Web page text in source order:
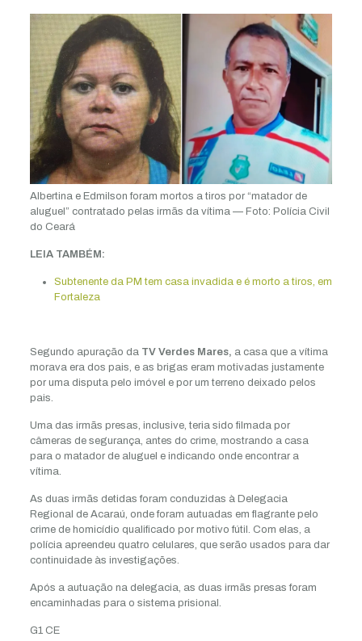
Albertina e Edmilson foram mortos a tiros por “matador de
aluguel” contratado pelas irmãs da vítima — Foto: Polícia Civil
do Ceará
LEIA TAMBÉM:
Subtenente da PM tem casa invadida e é morto a tiros, em
Fortaleza
Segundo apuração da TV Verdes Mares, a casa que a vítima
morava era dos pais, e as brigas eram motivadas justamente
por uma disputa pelo imóvel e por um terreno deixado pelos
pais.
Uma das irmãs presas, inclusive, teria sido filmada por
câmeras de segurança, antes do crime, mostrando a casa
para o matador de aluguel e indicando onde encontrar a
vítima.
As duas irmãs detidas foram conduzidas à Delegacia
Regional de Acaraú, onde foram autuadas em flagrante pelo
crime de homicídio qualificado por motivo fútil. Com elas, a
polícia apreendeu quatro celulares, que serão usados para dar
continuidade às investigações.
Após a autuação na delegacia, as duas irmãs presas foram
encaminhadas para o sistema prisional.
G1 CE